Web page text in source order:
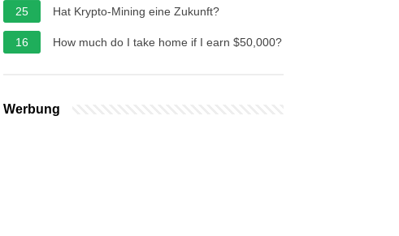
25 Hat Krypto-Mining eine Zukunft?
16 How much do I take home if I earn $50,000?
Werbung